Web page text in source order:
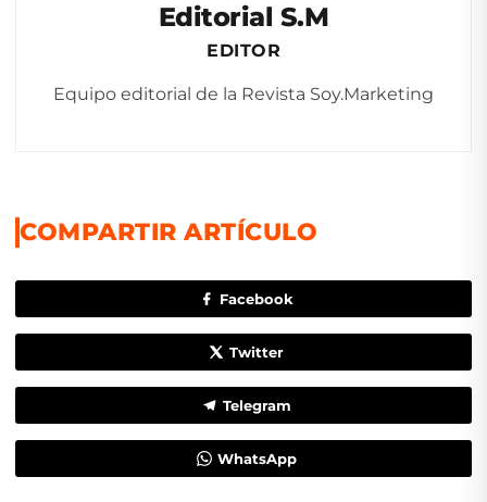
Editorial S.M
EDITOR
Equipo editorial de la Revista Soy.Marketing
COMPARTIR ARTÍCULO
Facebook
Twitter
Telegram
WhatsApp